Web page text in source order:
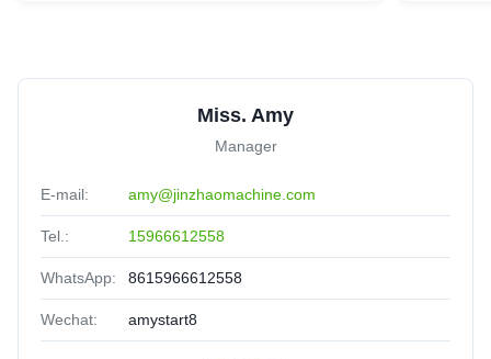
Miss. Amy
Manager
E-mail: amy@jinzhaomachine.com
Tel.: 15966612558
WhatsApp: 8615966612558
Wechat: amystart8